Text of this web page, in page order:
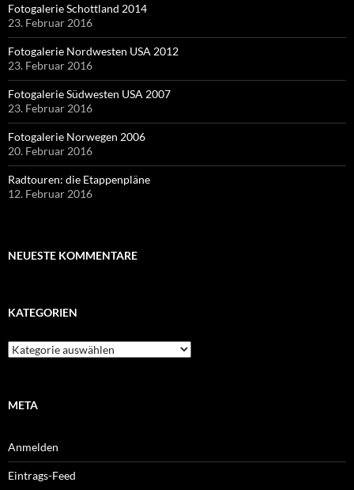
Fotogalerie Schottland 2014
23. Februar 2016
Fotogalerie Nordwesten USA 2012
23. Februar 2016
Fotogalerie Südwesten USA 2007
23. Februar 2016
Fotogalerie Norwegen 2006
20. Februar 2016
Radtouren: die Etappenpläne
12. Februar 2016
NEUESTE KOMMENTARE
KATEGORIEN
Kategorien
META
Anmelden
Eintrags-Feed